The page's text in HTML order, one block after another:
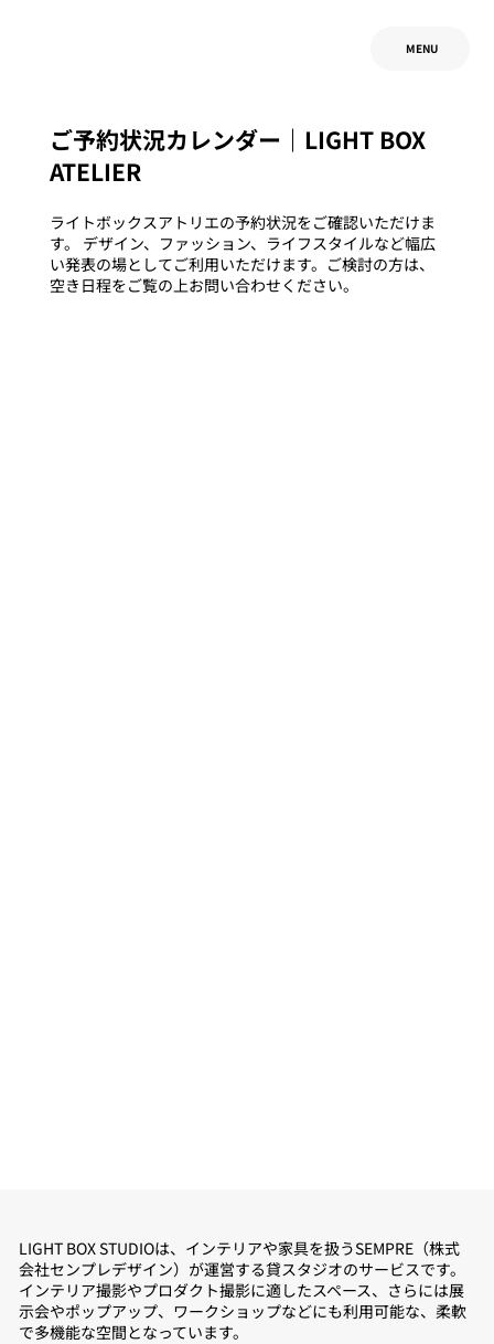
MENU
ご予約状況カレンダー｜LIGHT BOX
ATELIER
ライトボックスアトリエの予約状況をご確認いただけま
す。 デザイン、ファッション、ライフスタイルなど幅広
い発表の場としてご利用いただけます。ご検討の方は、
空き日程をご覧の上お問い合わせください。
LIGHT BOX STUDIOは、インテリアや家具を扱うSEMPRE（株式
会社センプレデザイン）が運営する貸スタジオのサービスです。
インテリア撮影やプロダクト撮影に適したスペース、さらには展
示会やポップアップ、ワークショップなどにも利用可能な、柔軟
で多機能な空間となっています。